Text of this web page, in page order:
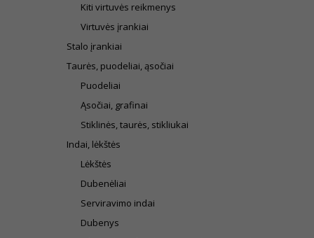
Kiti virtuvės reikmenys
Virtuvės įrankiai
Stalo įrankiai
Taurės, puodeliai, ąsočiai
Puodeliai
Ąsočiai, grafinai
Stiklinės, taurės, stikliukai
Indai, lėkštės
Lėkštės
Dubenėliai
Serviravimo indai
Dubenys